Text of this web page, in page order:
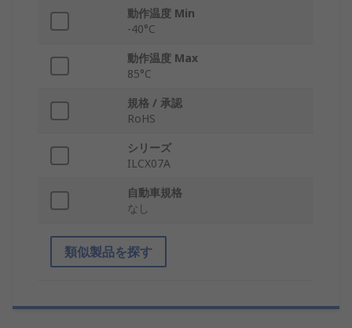
動作温度 Min
-40°C
動作温度 Max
85°C
規格 / 承認
RoHS
シリーズ
ILCX07A
自動車規格
なし
類似製品を探す